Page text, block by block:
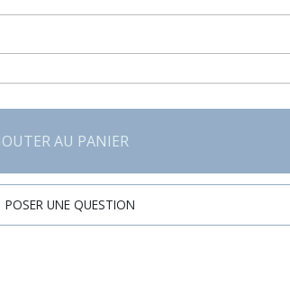
AU PANIER
UNE QUESTION